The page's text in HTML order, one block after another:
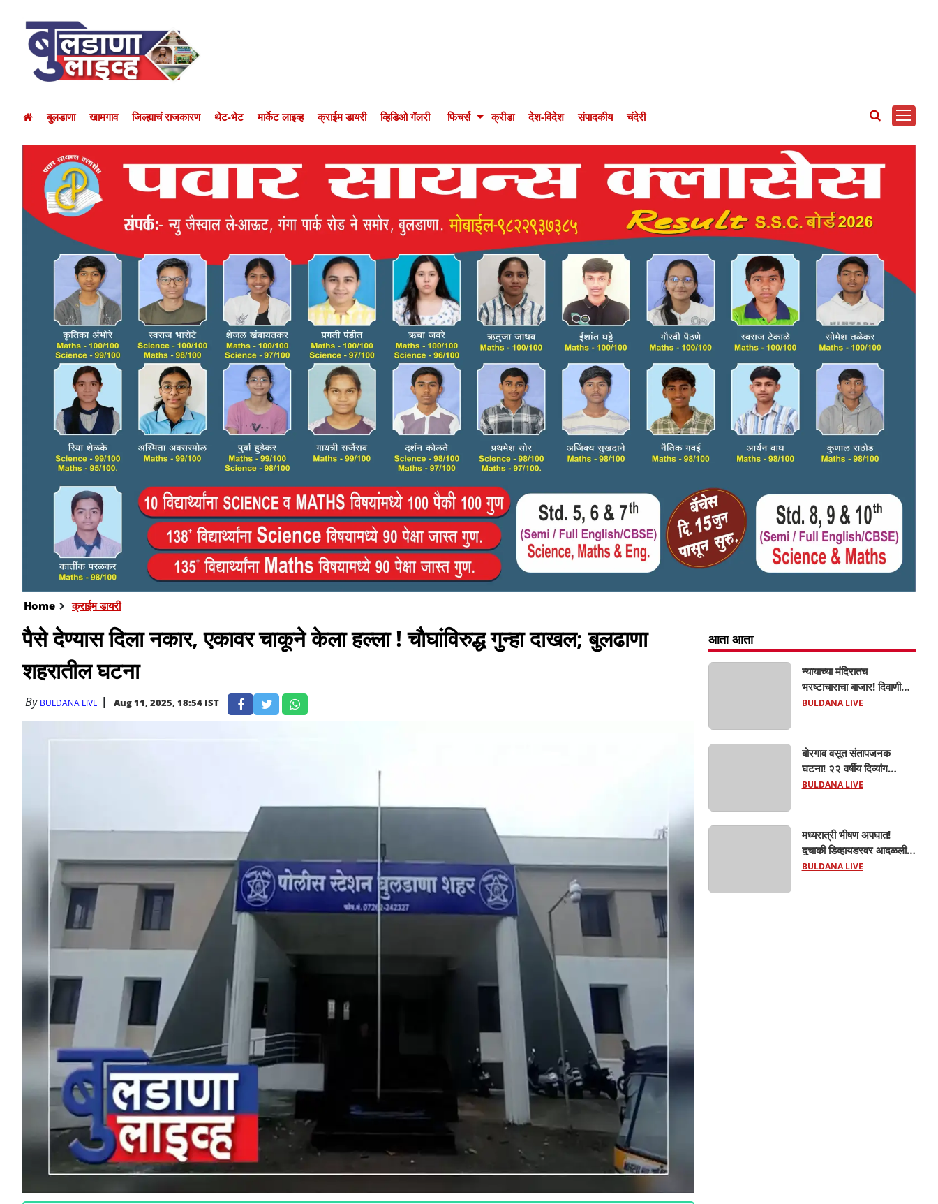
बुलडाणा खामगाव जिल्ह्याचं राजकारण थेट-भेट मार्केट लाइव्ह क्राईम डायरी व्हिडिओ गॅलरी फिचर्स क्रीडा देश-विदेश संपादकीय चंदेरी
Home क्राईम डायरी
पैसे देण्यास दिला नकार, एकावर चाकूने केला हल्ला ! चाैघांविरुद्ध गुन्हा दाखल; बुलढाणा
शहरातील घटना
By BULDANA LIVE Aug 11, 2025, 18:54 IST
आता आता
न्यायाच्या मंदिरातच
भ्रष्टाचाराचा बाजार! दिवाणी
न्यायालयाचा बेलीफ १०
BULDANA LIVE
बोरगाव वसूत संतापजनक
घटना! २२ वर्षीय दिव्यांग
तरुणीवर लैंगिक अत्याचार;
आरोप; चिखली पोलिसांकडून
आरोपीविरुद्ध कठोर कारवाई
BULDANA LIVE
मध्यरात्री भीषण अपघात!
दुचाकी डिव्हायडरवर आदळली;
हिंगणा शिवारातील ५५ वर्षीय
BULDANA LIVE